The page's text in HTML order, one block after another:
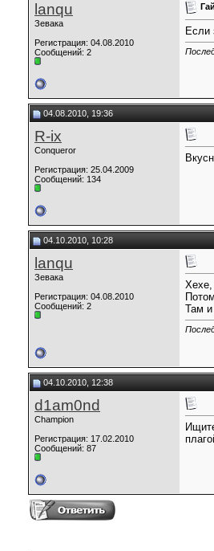
lanqu
Зевака
Регистрация: 04.08.2010
Сообщений: 2
Если
04.08.2010, 19:36
R-ix
Conqueror
Регистрация: 25.04.2009
Сообщений: 134
04.10.2010, 10:28
lanqu
Зевака
Регистрация: 04.08.2010
Сообщений: 2
Хехе,
Там и
04.10.2010, 12:38
d1am0nd
Champion
Регистрация: 17.02.2010
Сообщений: 87